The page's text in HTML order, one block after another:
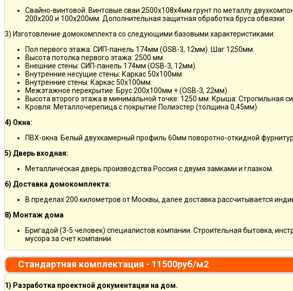
Свайно-винтовой: Винтовые сваи 2500х108х4мм грунт по металлу
200х200 и 100х200мм. Дополнительная защитная обработка бруса обвязки.
3) Изготовление домокомплекта со следующими базовыми характеристиками:
Пол первого этажа: СИП-панель 174мм (OSB-3, 12мм). Шаг 1250мм.
Высота потолка первого этажа: 2500 мм.
Внешние стены: СИП-панель 174мм (OSB-3, 12мм).
Внутренние несущие стены: Каркас 50х100мм.
Внутренние стены: Каркас 50х100мм.
Межэтажное перекрытие: Брус 200х100мм + (OSB-3, 22мм).
Высота второго этажа в минимальной точке: 1250 мм. Крыша: Стропильная
Кровля: Металлочерепица с покрытие Полиэстер (толщина 0,45мм).
4) Окна:
ПВХ-окна. Белый двухкамерный профиль 60мм поворотно-откидной
5) Дверь входная:
Металлическая дверь производства Россия с двумя замками и глазком.
6) Доставка домокомплекта:
В пределах 200 километров от Москвы, далее доставка рассчитывается
8) Монтаж дома
Бригадой (3-5 человек) специалистов компании. Строительная бытовка,
мусора за счет компании.
Стандартная комплектация - 11500руб/м2
1) Разработка проектной документации на дом.